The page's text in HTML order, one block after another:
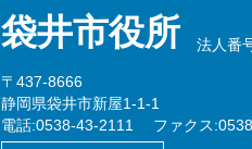
袋井市役所 法人番
〒437-8666
静岡県袋井市新屋1-1-1
電話:0538-43-2111 ファクス